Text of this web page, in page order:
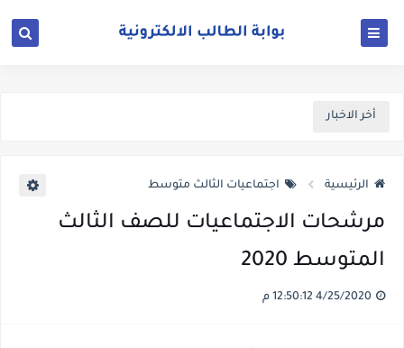
أخر الاخبار
الرئيسية اجتماعيات الثالث متوسط
مرشحات الاجتماعيات للصف الثالث
المتوسط 2020